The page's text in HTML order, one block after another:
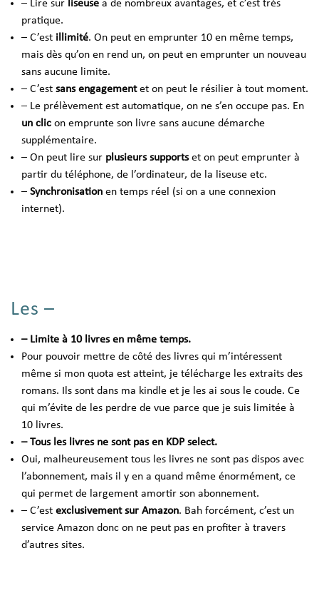
– Lire sur liseuse a de nombreux avantages, et c’est très
pratique.
– C’est illimité. On peut en emprunter 10 en même temps,
mais dès qu’on en rend un, on peut en emprunter un nouveau
sans aucune limite.
– C’est sans engagementet on peut le résilier à tout moment.
– Le prélèvement est automatique, on ne s’en occupe pas. En
un clic on emprunte son livre sans aucune démarche
supplémentaire.
– On peut lire sur plusieurs supportset on peut emprunter à
partir du téléphone, de l’ordinateur, de la liseuse etc.
– Synchronisation en temps réel (si on a une connexion
internet).
Les –
– Limite à 10 livres en même temps.
Pour pouvoir mettre de côté des livres qui m’intéressent
même si mon quota est atteint, je télécharge les extraits des
romans. Ils sont dans ma kindle et je les ai sous le coude. Ce
qui m’évite de les perdre de vue parce que je suis limitée à
10 livres.
– Tous les livres ne sont pas en KDP select.
Oui, malheureusement tous les livres ne sont pas dispos avec
l’abonnement, mais il y en a quand même énormément, ce
qui permet de largement amortir son abonnement.
– C’est exclusivement sur Amazon. Bah forcément, c’est un
service Amazon donc on ne peut pas en profiter à travers
d’autres sites.